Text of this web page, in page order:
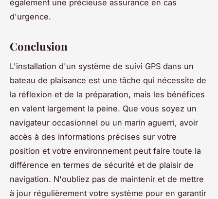
également une précieuse assurance en cas
d'urgence.
Conclusion
L'installation d'un système de suivi GPS dans un
bateau de plaisance est une tâche qui nécessite de
la réflexion et de la préparation, mais les bénéfices
en valent largement la peine. Que vous soyez un
navigateur occasionnel ou un marin aguerri, avoir
accès à des informations précises sur votre
position et votre environnement peut faire toute la
différence en termes de sécurité et de plaisir de
navigation. N'oubliez pas de maintenir et de mettre
à jour régulièrement votre système pour en garantir